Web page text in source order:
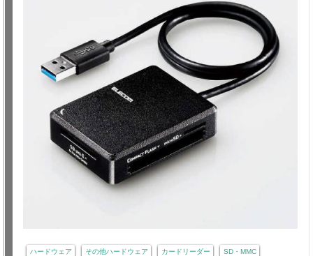
ハードウェア その他ハードウェア カードリーダー SD・MMC